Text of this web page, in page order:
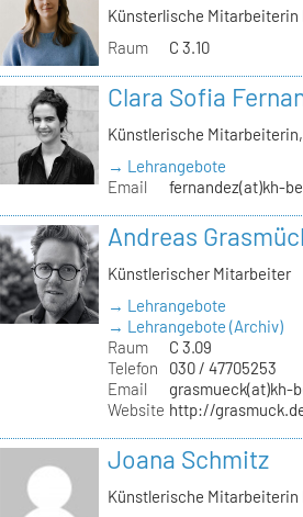
Künsterlische Mitarbeiterin
Raum
C 3.10
Clara Sofia
Künstlerische
→ Lehrangebote
Email
fernandez(at)kh-
Andreas
Künstlerischer Mitarbeiter
→ Lehrangebote
→ Lehrangebote (Archiv)
Raum
C 3.09
Telefon
030 / 47705253
Email
grasmueck(at)kh-
Website http://
Joana Schmitz
Künstlerische Mitarbeiterin